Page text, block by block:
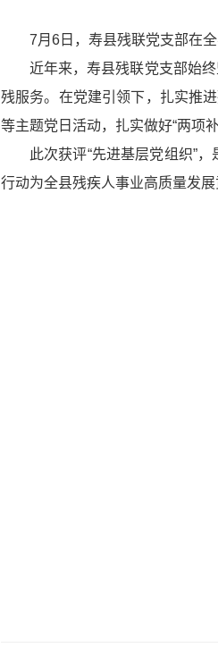
7月6日，寿县残联党支部在全
近年来，寿县残联党支部始
残服务。在党建引领下，扎实推
等主题党日活动，扎实做好“两项
此次获评“先进基层党组织”
行动为全县残疾人事业高质量发展